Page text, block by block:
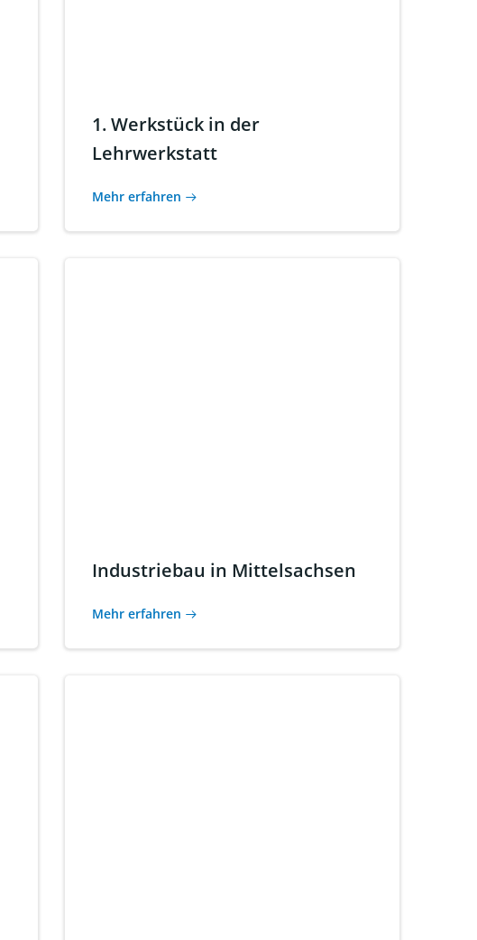
1. Werkstück in der
Lehrwerkstatt
Mehr erfahren
Industriebau in Mittelsachsen
Mehr erfahren